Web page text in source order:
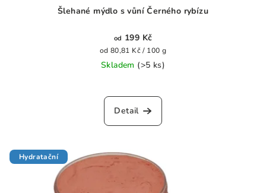
Šlehané mýdlo s vůní Černého rybízu
od 199 Kč
Měrná
cena:
od 80,81 Kč / 100 g
Skladem (>5 ks)
hodnocení
produktu
5
hvězdiček.
Detail
Hydratační